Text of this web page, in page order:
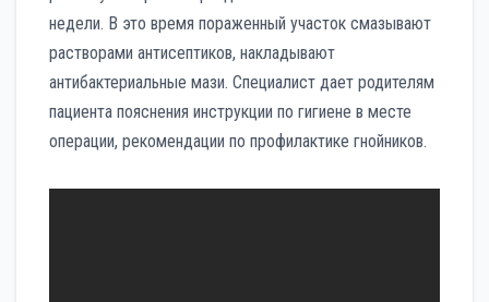
недели. В это время пораженный участок смазывают
растворами антисептиков, накладывают
антибактериальные мази. Специалист дает родителям
пациента пояснения инструкции по гигиене в месте
операции, рекомендации по профилактике гнойников.